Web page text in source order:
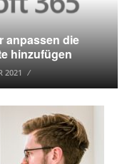
anpassen die
hinzufügen
2021